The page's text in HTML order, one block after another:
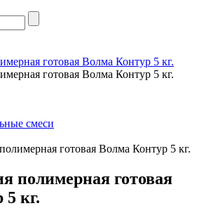
смеси
готовая Волма Контур 5 кг.
полимерная готовая
кг.